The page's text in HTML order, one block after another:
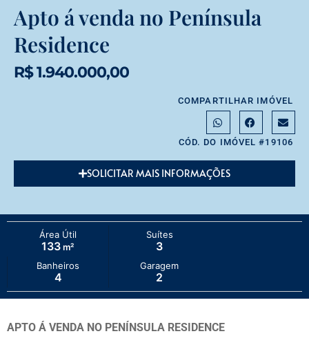
Apto á venda no Península
Residence
R$ 1.940.000,00
COMPARTILHAR IMÓVEL
CÓD. DO IMÓVEL #19106
SOLICITAR MAIS INFORMAÇÕES
Área Útil
133 m²
Suítes
3
Banheiros
4
Garagem
2
APTO Á VENDA NO PENÍNSULA RESIDENCE